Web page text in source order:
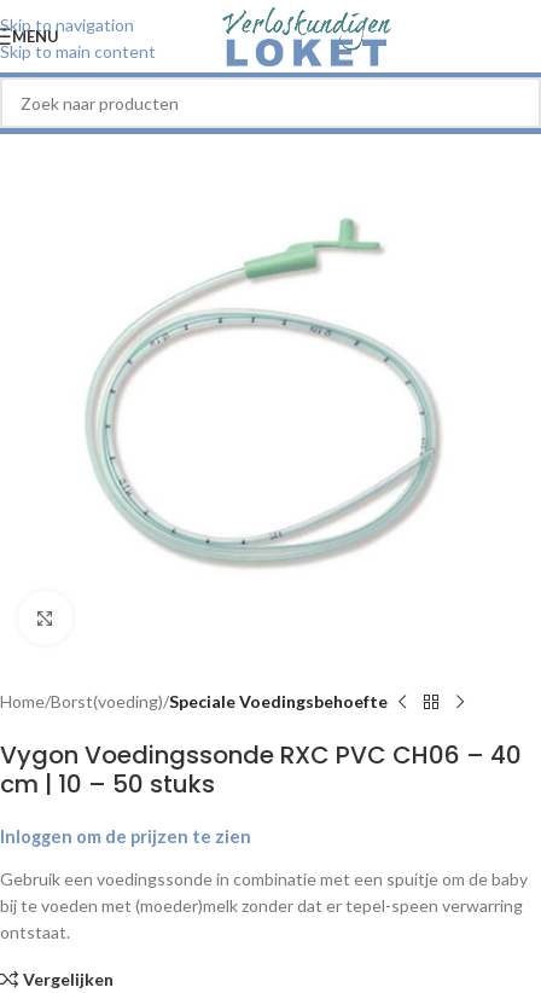
Skip to navigation
Skip to main content
MENU
Home Borst(voeding) Speciale Voedingsbehoefte
Vygon Voedingssonde RXC PVC CH06 – 40
cm | 10 – 50 stuks
Inloggen om de prijzen te zien
Gebruik een voedingssonde in combinatie met een spuitje om de baby
bij te voeden met (moeder)melk zonder dat er tepel-speen verwarring
ontstaat.
Vergelijken